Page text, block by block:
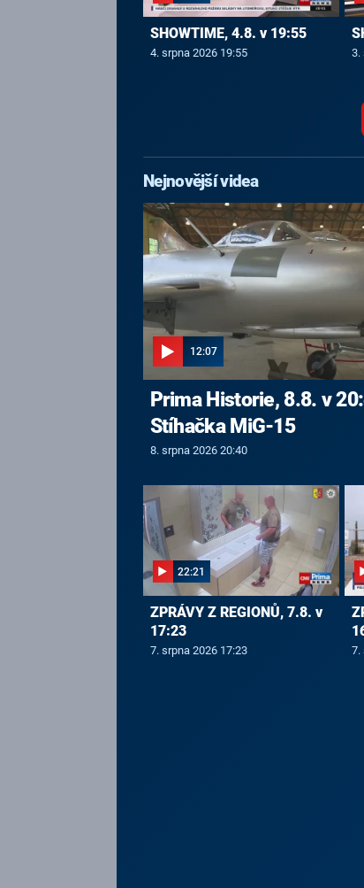
SHOWTIME, 4.8. v 19:55
4. srpna 2026 19:55 3.
Nejnovější videa
12:07
Prima Historie, 8.8. v
Stíhačka MiG-15
8. srpna 2026 20:40
22:21
ZPRÁVY Z REGIONŮ, 7.8. v
17:23
7. srpna 2026 17:23 7.